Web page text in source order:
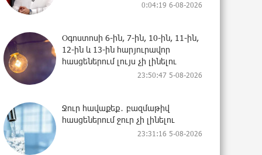
0:04:19 6-08-2026
Օգոստոսի 6-ին, 7-ին, 10-ին, 11-ին,
12-ին և 13-ին հարյուրավոր
հասցեներում լույս չի լինելու
23:50:47 5-08-2026
Ջուր հավաքեք․ բազմաթիվ
հասցեներում ջուր չի լինելու
23:31:16 5-08-2026